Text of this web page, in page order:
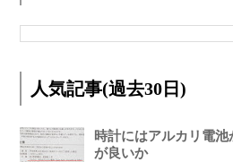
人気記事(過去30日)
時計にはアルカリ電
が良いか